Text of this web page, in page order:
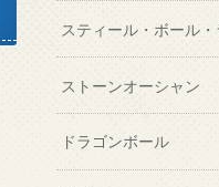
スティール・ボール・
ストーンオーシャン
ドラゴンボール